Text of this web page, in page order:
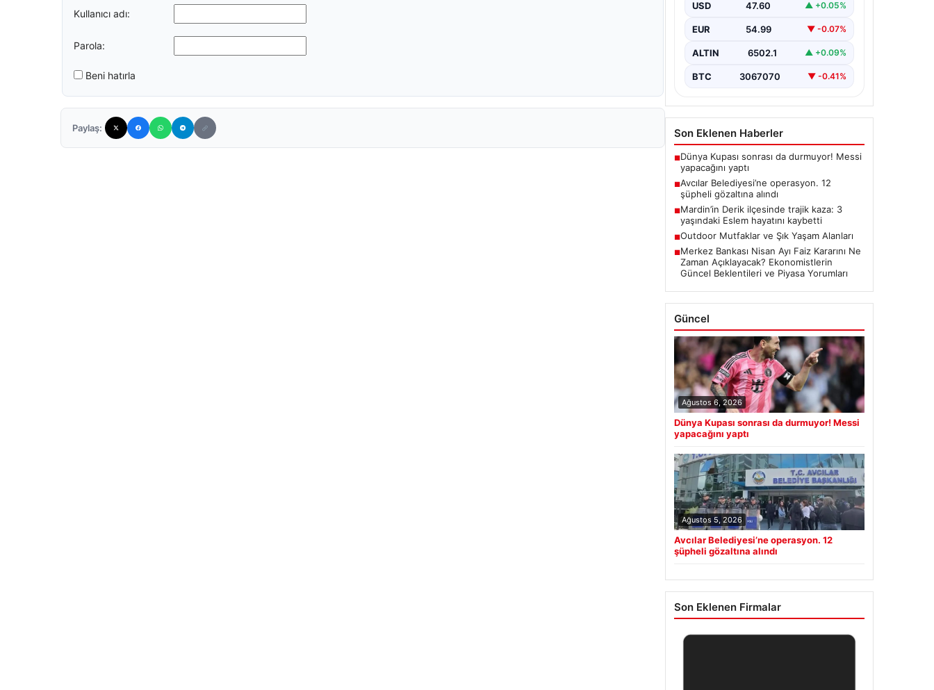
Kullanıcı adı:
Parola:
Beni hatırla
Paylaş:
USD 47.60 ▲ +0.05%
EUR 54.99 ▼ -0.07%
ALTIN 6502.1 ▲ +0.09%
BTC 3067070 ▼ -0.41%
Son Eklenen Haberler
■Dünya Kupası sonrası da durmuyor! Messi
yapacağını yaptı
■Avcılar Belediyesi’ne operasyon. 12
şüpheli gözaltına alındı
■Mardin’in Derik ilçesinde trajik kaza: 3
yaşındaki Eslem hayatını kaybetti
■Outdoor Mutfaklar ve Şık Yaşam Alanları
■Merkez Bankası Nisan Ayı Faiz Kararını Ne
Zaman Açıklayacak? Ekonomistlerin
Güncel Beklentileri ve Piyasa Yorumları
Güncel
Ağustos 6, 2026
Dünya Kupası sonrası da durmuyor! Messi
yapacağını yaptı
Ağustos 5, 2026
Avcılar Belediyesi’ne operasyon. 12
şüpheli gözaltına alındı
Son Eklenen Firmalar